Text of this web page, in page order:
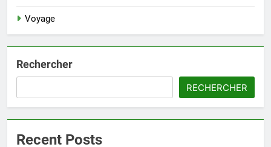
Voyage
Rechercher
RECHERCHER
Recent Posts